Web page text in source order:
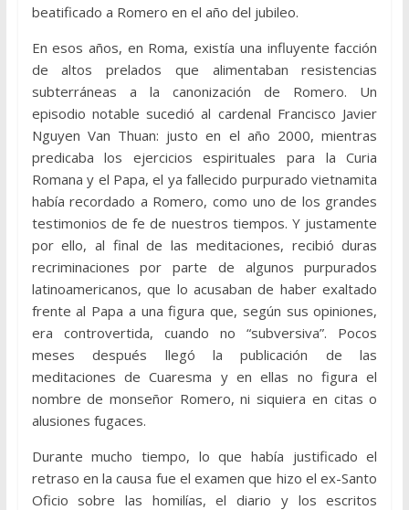
beatificado a Romero en el año del jubileo.
En esos años, en Roma, existía una influyente facción
de altos prelados que alimentaban resistencias
subterráneas a la canonización de Romero. Un
episodio notable sucedió al cardenal Francisco Javier
Nguyen Van Thuan: justo en el año 2000, mientras
predicaba los ejercicios espirituales para la Curia
Romana y el Papa, el ya fallecido purpurado vietnamita
había recordado a Romero, como uno de los grandes
testimonios de fe de nuestros tiempos. Y justamente
por ello, al final de las meditaciones, recibió duras
recriminaciones por parte de algunos purpurados
latinoamericanos, que lo acusaban de haber exaltado
frente al Papa a una figura que, según sus opiniones,
era controvertida, cuando no “subversiva”. Pocos
meses después llegó la publicación de las
meditaciones de Cuaresma y en ellas no figura el
nombre de monseñor Romero, ni siquiera en citas o
alusiones fugaces.
Durante mucho tiempo, lo que había justificado el
retraso en la causa fue el examen que hizo el ex-Santo
Oficio sobre las homilías, el diario y los escritos